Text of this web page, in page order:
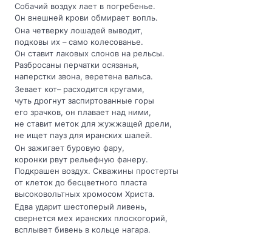
Собачий воздух лает в погребенье.
Он внешней крови обмирает вопль.
Она четверку лошадей выводит,
подковы их – само колесованье.
Он ставит лаковых слонов на рельсы.
Разбросаны перчатки осязанья,
наперстки звона, веретена вальса.
Зевает кот– расходится кругами,
чуть дрогнут заспиртованные горы
его зрачков, он плавает над ними,
не ставит меток для жужжащей дрели,
не ищет пауз для иранских шалей.
Он зажигает буровую фару,
коронки рвут рельефную фанеру.
Подкрашен воздух. Скважины простерты
от клеток до бесцветного пласта
высоковольтных хромосом Христа.
Едва ударит шестоперый ливень,
свернется мех иранских плоскогорий,
всплывет бивень в кольце нагара.